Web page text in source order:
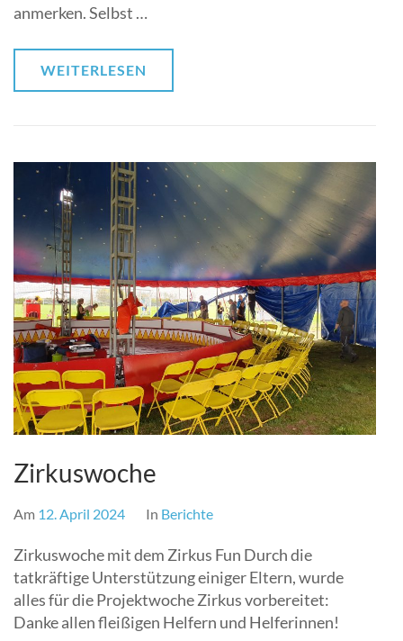
anmerken. Selbst …
WEITERLESEN
Zirkuswoche
Am 12. April 2024 In Berichte
Zirkuswoche mit dem Zirkus Fun Durch die
tatkräftige Unterstützung einiger Eltern, wurde
alles für die Projektwoche Zirkus vorbereitet:
Danke allen fleißigen Helfern und Helferinnen!